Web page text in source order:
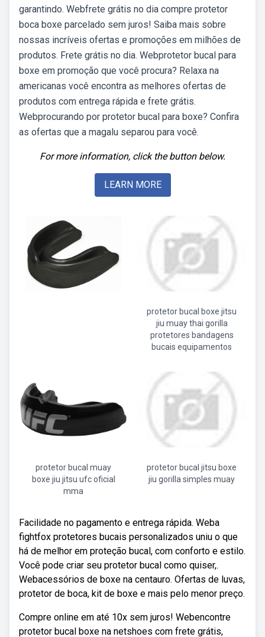
garantindo. Webfrete grátis no dia compre protetor
boca boxe parcelado sem juros! Saiba mais sobre
nossas incríveis ofertas e promoções em milhões de
produtos. Frete grátis no dia. Webprotetor bucal para
boxe em promoção que você procura? Relaxa na
americanas você encontra as melhores ofertas de
produtos com entrega rápida e frete grátis.
Webprocurando por protetor bucal para boxe? Confira
as ofertas que a magalu separou para você.
For more information, click the button below.
LEARN MORE
protetor bucal boxe jitsu
jiu muay thai gorilla
protetores bandagens
bucais equipamentos
protetor bucal muay
boxe jiu jitsu ufc oficial
mma
protetor bucal jitsu boxe
jiu gorilla simples muay
Facilidade no pagamento e entrega rápida. Weba
fightfox protetores bucais personalizados uniu o que
há de melhor em proteção bucal, com conforto e estilo.
Você pode criar seu protetor bucal como quiser,.
Webacessórios de boxe na centauro. Ofertas de luvas,
protetor de boca, kit de boxe e mais pelo menor preço.
Compre online em até 10x sem juros! Webencontre
protetor bucal boxe na netshoes com frete grátis,